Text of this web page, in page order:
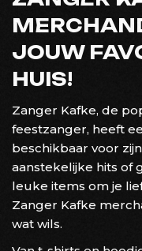
JOUW
HUIS!
Zanger Kafke, de
feestzanger, heeft
beschikbaar voor
aanstekelijke hits of
leuke items om je
Zanger Kafke
wat wils.